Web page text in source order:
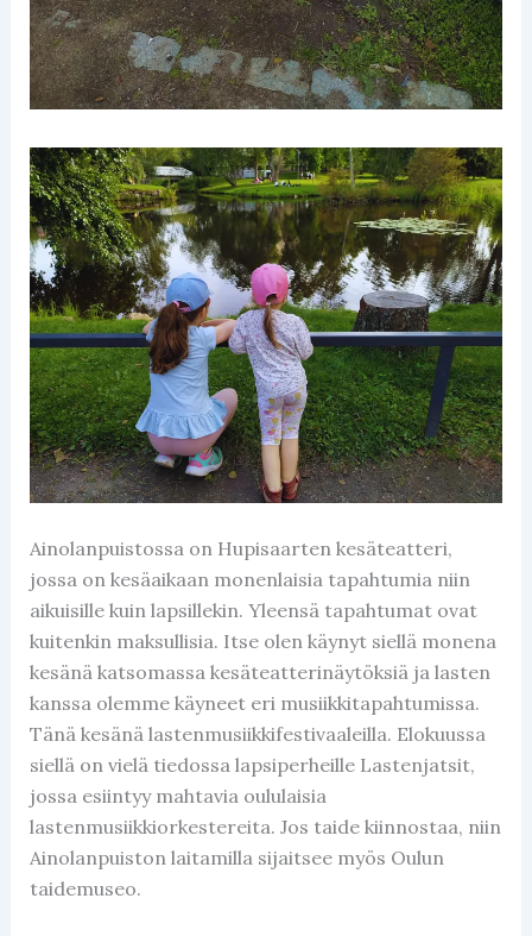
Ainolanpuistossa on Hupisaarten kesäteatteri,
jossa on kesäaikaan monenlaisia tapahtumia niin
aikuisille kuin lapsillekin. Yleensä tapahtumat ovat
kuitenkin maksullisia. Itse olen käynyt siellä monena
kesänä katsomassa kesäteatterinäytöksiä ja lasten
kanssa olemme käyneet eri musiikkitapahtumissa.
Tänä kesänä lastenmusiikkifestivaaleilla. Elokuussa
siellä on vielä tiedossa lapsiperheille Lastenjatsit,
jossa esiintyy mahtavia oululaisia
lastenmusiikkiorkestereita. Jos taide kiinnostaa, niin
Ainolanpuiston laitamilla sijaitsee myös Oulun
taidemuseo.